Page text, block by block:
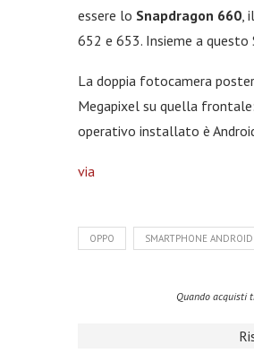
essere lo Snapdragon 660,
652 e 653. Insieme a questo
La doppia fotocamera
Megapixel su quella
operativo installato è
via
OPPO SMARTPHONE
Quando acquisti